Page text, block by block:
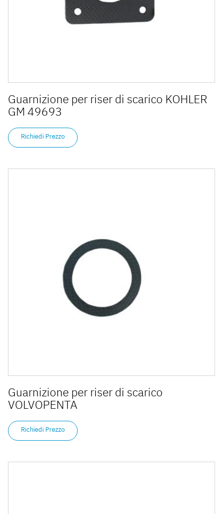
Guarnizione per riser di scarico KOHLER
GM 49693
Richiedi Prezzo
Guarnizione per riser di scarico
VOLVOPENTA
Richiedi Prezzo